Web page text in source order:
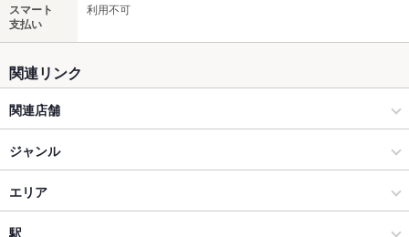
スマート
支払い
利用不可
関連リンク
関連店舗
ごはんとお酒 なが坂
ジャンル
居酒屋
和風
エリア
大街道
駅